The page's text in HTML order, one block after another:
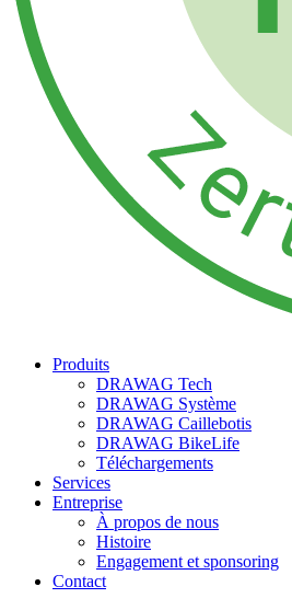
Produits
DRAWAG Tech
DRAWAG Système
DRAWAG Caillebotis
DRAWAG BikeLife
Téléchargements
Services
Entreprise
À propos de nous
Histoire
Engagement et sponsoring
Contact